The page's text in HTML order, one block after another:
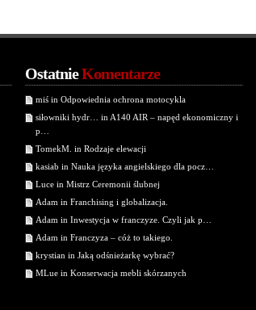
OstatnieKomentarze
miś in Odpowiednia ochrona motocykla
siłowniki hydr… in A140 AIR – napęd ekonomiczny i
p…
TomekM. in Rodzaje elewacji
kasiab in Nauka języka angielskiego dla pocz…
Luce in Mistrz Ceremonii ślubnej
Adam in Franchising i globalizacja.
Adam in Inwestycja w franczyze. Czyli jak p…
Adam in Franczyza – cóż to takiego.
krystian in Jaką odśnieżarkę wybrać?
MLue in Konserwacja mebli skórzanych